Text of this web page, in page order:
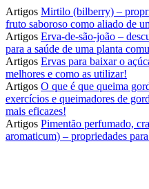
Artigos Mirtilo (bilberry) –
fruto saboroso como aliado de
Artigos Erva-de-são-joão –
para a saúde de uma planta
Artigos Ervas para baixar o
melhores e como as utilizar!
Artigos O que é que queima
exercícios e queimadores de
mais eficazes!
Artigos Pimentão perfumado,
aromaticum) – propriedades